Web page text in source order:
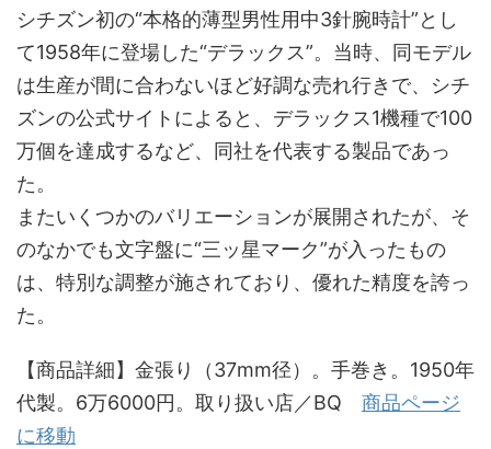
シチズン初の“本格的薄型男性用中3針腕時計”とし
て1958年に登場した“デラックス”。当時、同モデル
は生産が間に合わないほど好調な売れ行きで、シチ
ズンの公式サイトによると、デラックス1機種で100
万個を達成するなど、同社を代表する製品であっ
た。
またいくつかのバリエーションが展開されたが、そ
のなかでも文字盤に“三ッ星マーク”が入ったもの
は、特別な調整が施されており、優れた精度を誇っ
た。
【商品詳細】金張り（37mm径）。手巻き。1950年
代製。6万6000円。取り扱い店／BQ 商品ページ
に移動